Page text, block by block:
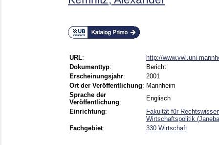
URL:
http://www.vwl.uni-
Dokumenttyp:
Bericht
Erscheinungsjahr:
2001
Ort der Veröffentlichung: Mannheim
Sprache der
Veröffentlichung:
Englisch
Einrichtung:
Fakultät für
Wirtschaftspolitik
Fachgebiet: 330 Wirtschaft